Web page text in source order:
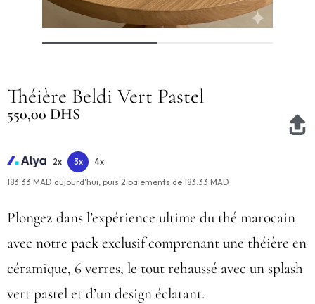
Théière Beldi Vert Pastel
550,00 DHS
2x 3x
4x
183.33 MAD aujourd'hui, puis 2 paiements de 183.33 MAD
Plongez dans l’expérience ultime du thé marocain
avec notre pack exclusif comprenant une théière en
céramique, 6 verres, le tout rehaussé avec un splash
vert pastel et d’un design éclatant.